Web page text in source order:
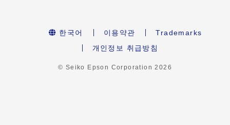
한국어 이용약관
Trademarks
개인정보 취급방침
© Seiko Epson Corporation2026